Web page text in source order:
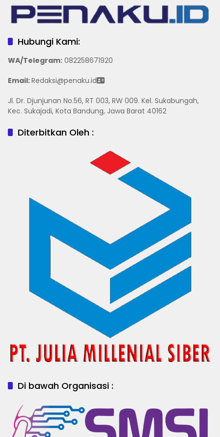
Hubungi Kami:
WA/Telegram: 082258671920
Email:Redaksi@penaku.id
Jl. Dr. Djunjunan No.56, RT 003, RW 009. Kel. Sukabungah,
Kec. Sukajadi, Kota Bandung, Jawa Barat 40162
Diterbitkan Oleh :
Di bawah Organisasi :